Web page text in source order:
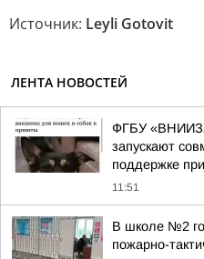
Источник: Leyli Gotovit
ЛЕНТА НОВОСТЕЙ
ФГБУ
запускают
поддержке
11:51
В школе №2
пожарно-